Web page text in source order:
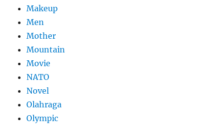
Makeup
Men
Mother
Mountain
Movie
NATO
Novel
Olahraga
Olympic